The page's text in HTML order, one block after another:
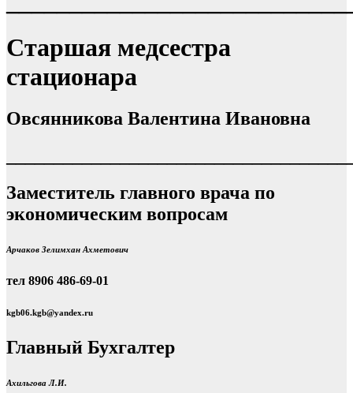
Старшая медсестра
стационара
Овсянникова Валентина Ивановна
Заместитель главного врача по
экономическим вопросам
Арчаков Зелимхан Ахметович
тел 8906 486-69-01
kgb06.kgb@yandex.ru
Главный Бухгалтер
Ахильгова Л.И.